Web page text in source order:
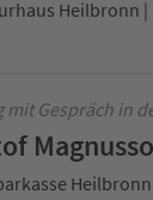
Heilbronn |
mit Gespräch in